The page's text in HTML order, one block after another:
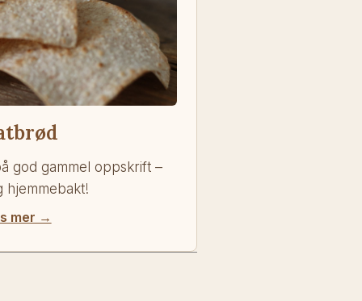
god gammel oppskrift –
hjemmebakt!
mer →